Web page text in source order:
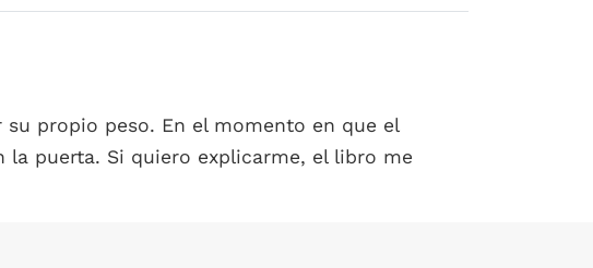
propio peso. En el momento en que el
puerta. Si quiero explicarme, el libro me